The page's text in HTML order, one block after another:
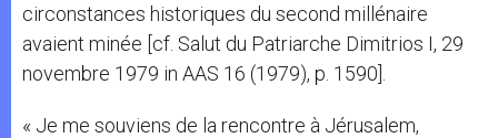
circonstances historiques du second millénaire
avaient minée [cf. Salut du Patriarche Dimitrios I, 29
novembre 1979 in AAS 16 (1979), p. 1590].
« Je me souviens de la rencontre à Jérusalem,